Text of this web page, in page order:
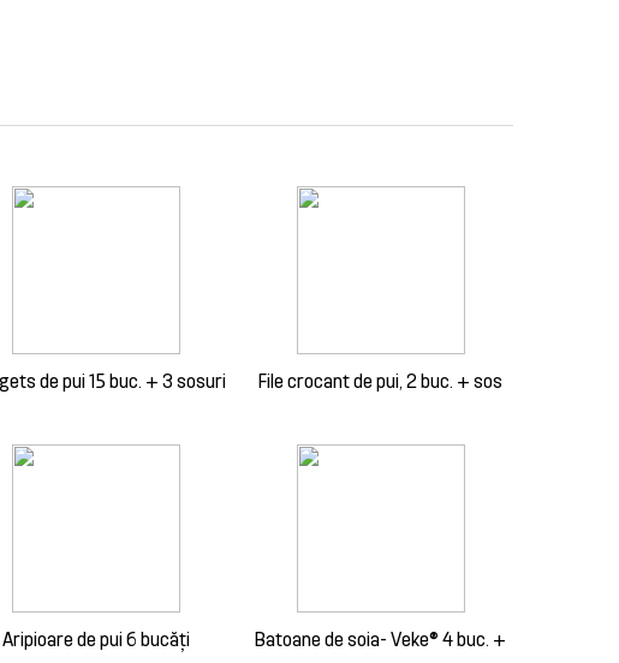
de pui 15 buc. + 3 sosuri File crocant de pui, 2 buc. + sos
Aripioare de pui 6 bucăți
Batoane de soia- Veke® 4 buc. +